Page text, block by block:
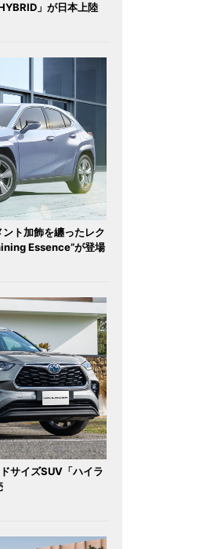
」が日本上陸
ト加飾を纏ったレク
Essence”が登場
サイズSUV「ハイラ